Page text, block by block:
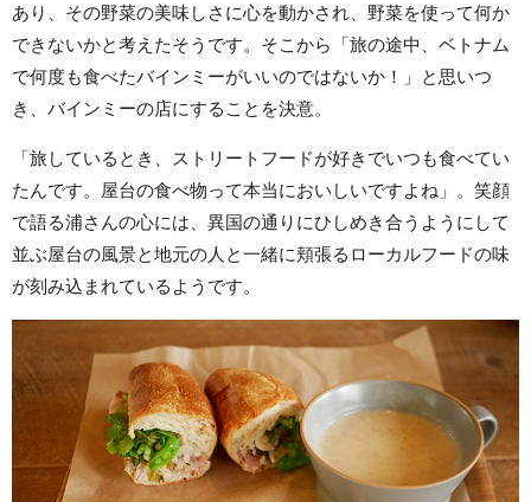
あり、その野菜の美味しさに心を動かされ、野菜を使って何か
できないかと考えたそうです。そこから「旅の途中、ベトナム
で何度も食べたバインミーがいいのではないか！」と思いつ
き、バインミーの店にすることを決意。
「旅しているとき、ストリートフードが好きでいつも食べてい
たんです。屋台の食べ物って本当においしいですよね」。笑顔
で語る浦さんの心には、異国の通りにひしめき合うようにして
並ぶ屋台の風景と地元の人と一緒に頬張るローカルフードの味
が刻み込まれているようです。